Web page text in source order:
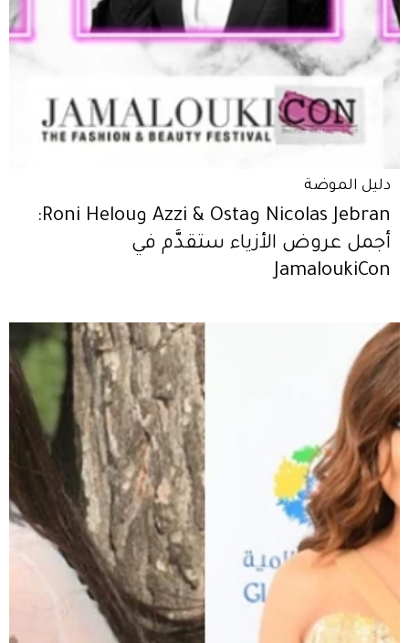
دليل الموضة
Nicolas Jebran وAzzi & Osta وRoni Helou:
أجمل عروض الأزياء ستقدَّم في
JamaloukiCon